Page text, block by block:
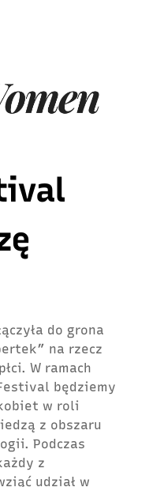
do grona
na rzecz
W ramach
będziemy
w roli
z obszaru
Podczas
z
udział w